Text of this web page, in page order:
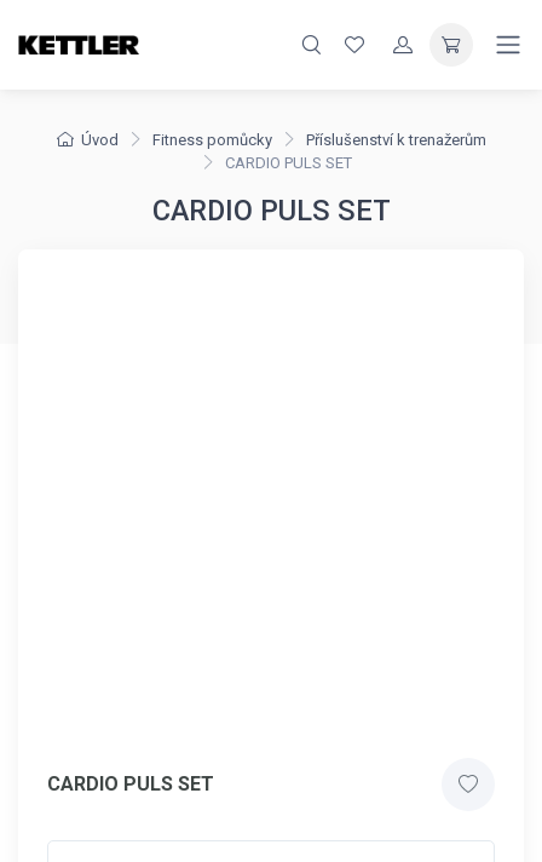
Úvod Fitness pomůcky
Příslušenství k trenažerům
CARDIO PULS SET
CARDIO PULS SET
CARDIO PULS SET